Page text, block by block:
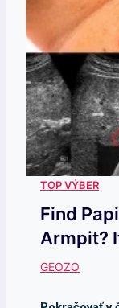
Find
Armpit?